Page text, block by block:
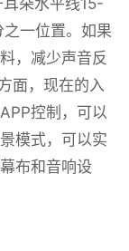
朵水平线15-
一位置。如果
，减少声音反
面，现在的入
控制，可以
模式，可以实
布和音响设